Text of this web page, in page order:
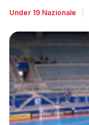
Under 19 Nazionale